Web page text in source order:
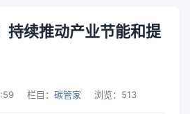
持续推动产业节能和提
栏目： 碳管家 浏览： 513